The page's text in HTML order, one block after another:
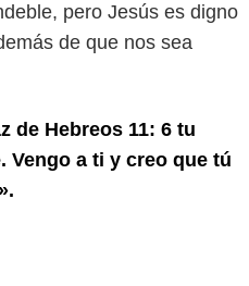
pero Jesús es digno
de que nos sea
de Hebreos 11: 6 tu
Vengo a ti y creo que tú